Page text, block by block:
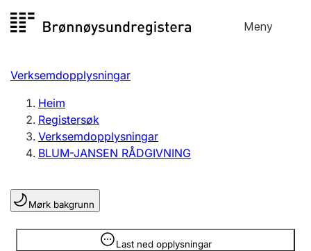
til
Meny
Registersøk
Aksjeselskap
Enkeltpersonføretak
Registrere, endre, slette
Lag og foreining
Registrere, endre, slette
Verksemdopplysningar
Heim
Registersøk
Verksemdopplysningar
BLUM-JANSEN RÅDGIVNING
Mørk bakgrunn
Last ned opplysningar
Opplysninger er skjult